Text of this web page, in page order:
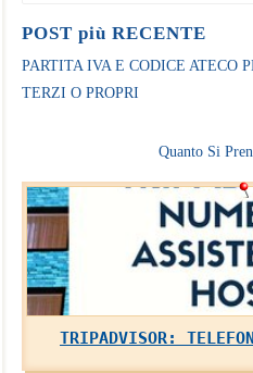
POST più RECENTE
PARTITA IVA E CODICE ATECO
TERZI O PROPRI
Quanto Si
TRIPADVISOR: